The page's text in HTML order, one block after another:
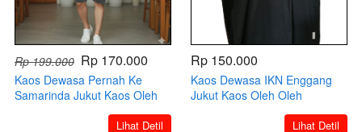
Rp 199.000 Rp 170.000
Kaos Dewasa Pernah Ke
Samarinda Jukut Kaos Oleh
Oleh Samarinda Kaltim
`Lihat Detil
Rp 150.000
Kaos Dewasa IKN Enggang
Jukut Kaos Oleh Oleh
`Lihat Detil